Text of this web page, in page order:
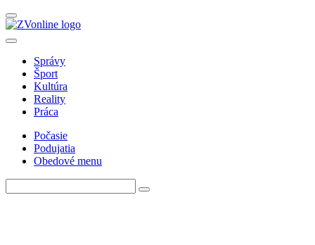
Správy
Šport
Kultúra
Reality
Práca
Počasie
Podujatia
Obedové menu